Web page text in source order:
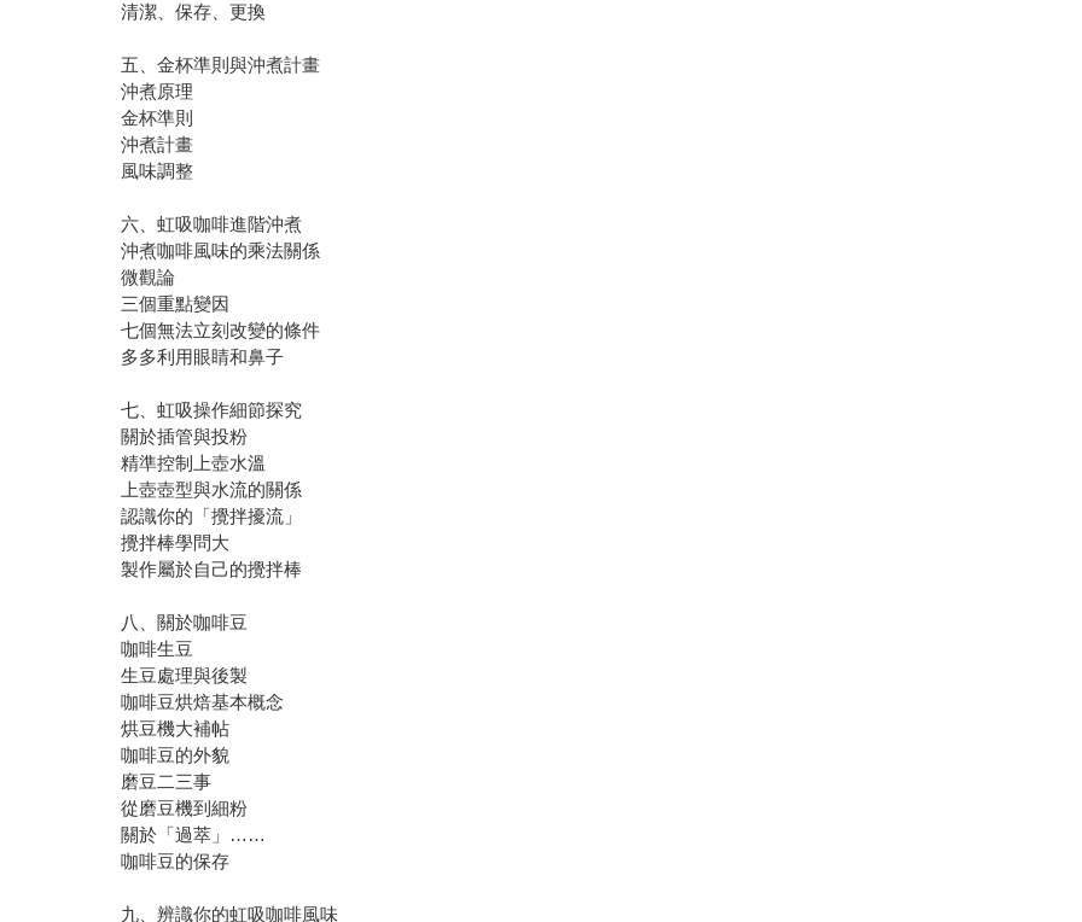
清潔、保存、更換
五、金杯準則與沖煮計畫
沖煮原理
金杯準則
沖煮計畫
風味調整
六、虹吸咖啡進階沖煮
沖煮咖啡風味的乘法關係
微觀論
三個重點變因
七個無法立刻改變的條件
多多利用眼睛和鼻子
七、虹吸操作細節探究
關於插管與投粉
精準控制上壺水溫
上壺壺型與水流的關係
認識你的「攪拌擾流」
攪拌棒學問大
製作屬於自己的攪拌棒
八、關於咖啡豆
咖啡生豆
生豆處理與後製
咖啡豆烘焙基本概念
烘豆機大補帖
咖啡豆的外貌
磨豆二三事
從磨豆機到細粉
關於「過萃」……
咖啡豆的保存
九、辨識你的虹吸咖啡風味